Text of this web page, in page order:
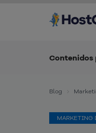
Contenidos
Blog
MARKETING